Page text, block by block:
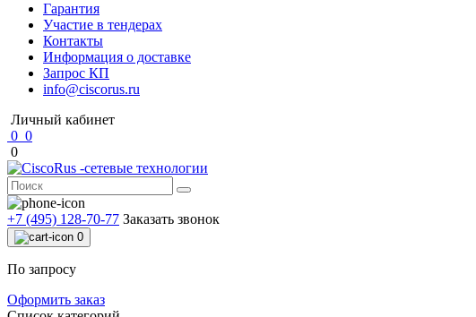
Гарантия
Участие в тендерах
Контакты
Информация о доставке
Запрос КП
info@ciscorus.ru
Личный кабинет
0 0
0
+7 (495) 128-70-77 Заказать звонок
0
По запросу
Оформить заказ